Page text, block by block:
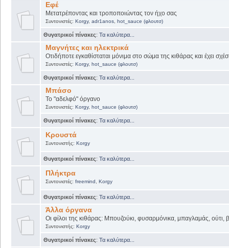
Εφέ
Μετατρέποντας και τροποποιώντας τον ήχο σας
Συντονιστές: Korgy, adr1anos, hot_sauce (φλουτσ)
Θυγατρικοί πίνακες: Τα καλύτερα...
Μαγνήτες και ηλεκτρικά
Οτιδήποτε εγκαθίσταται μόνιμα στο σώμα της κιθάρας και έχει
Συντονιστές: Korgy, hot_sauce (φλουτσ)
Θυγατρικοί πίνακες: Τα καλύτερα...
Μπάσο
Το "αδελφό" όργανο
Συντονιστές: Korgy, hot_sauce (φλουτσ)
Θυγατρικοί πίνακες: Τα καλύτερα...
Κρουστά
Συντονιστής: Korgy
Θυγατρικοί πίνακες: Τα καλύτερα...
Πλήκτρα
Συντονιστές: freemind Korgy
Θυγατρικοί πίνακες: Τα καλύτερα...
Άλλα όργανα
Οι φίλοι της κιθάρας: Μπουζούκι, φυσαρμόνικα, μπαγλαμάς, ούτι,
Συντονιστής: Korgy
Θυγατρικοί πίνακες: Τα καλύτερα...